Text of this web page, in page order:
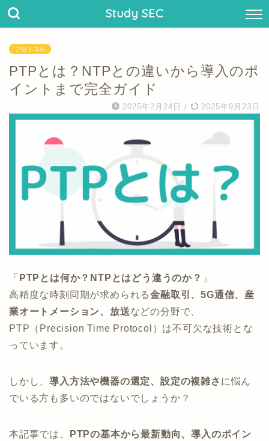
Study SEC
プロトコル
PTPとは？NTPとの違いから導入のポ
イントまで完全ガイド
2025年2月24日 / 2025年9月23日
「 PTPとは何か？NTPとはどう違うのか？ 」
高精度な時刻同期が求められる金融取引、5G通信、産
業オートメーション、放送などの分野で、
PTP（Precision Time Protocol）は不可欠な技術とな
っています。
しかし、導入方法や機器の選定、設定の複雑さ に悩ん
でいる方も多いのではないでしょうか？
本記事では、
PTPの基本から最新動向、導入のポイン